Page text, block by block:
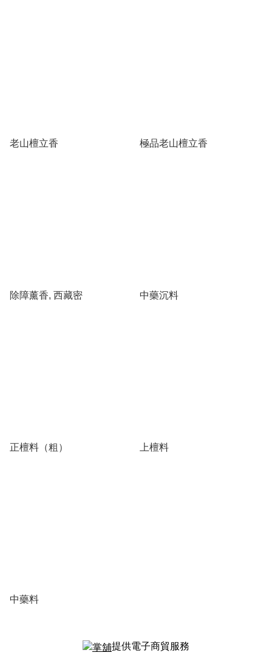
老山檀立香 極品老山檀立香
除障薰香, 西藏密 中藥沉料
正檀料（粗） 上檀料
中藥料
提供電子商貿服務